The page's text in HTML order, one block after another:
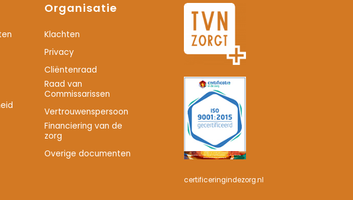
Organisatie
Klachten
Privacy
Cliëntenraad
Raad van
Commissarissen
Vertrouwenspersoon
Financiering van de
zorg
Overige documenten
certificeringindezorg.nl